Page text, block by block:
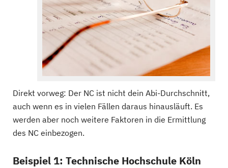
Direkt vorweg: Der NC ist nicht dein Abi-Durchschnitt,
auch wenn es in vielen Fällen daraus hinausläuft. Es
werden aber noch weitere Faktoren in die Ermittlung
des NC einbezogen.
Beispiel 1: Technische Hochschule Köln